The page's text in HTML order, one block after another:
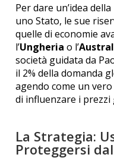
Per dare un’idea
uno Stato, le sue
quelle di economie
l’Ungheria o l’
società guidata da
il 2% della domanda
agendo come un
di influenzare i prezzi
La Strategia:
Proteggersi